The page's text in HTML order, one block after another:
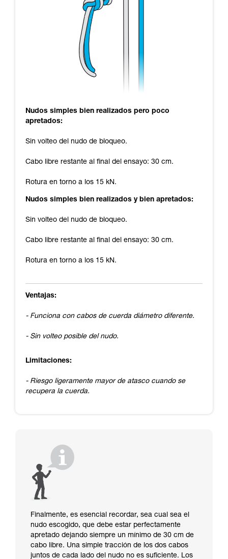
Nudos simples bien realizados pero poco
apretados:
Sin volteo del nudo de bloqueo.
Cabo libre restante al final del ensayo: 30 cm.
Rotura en torno a los 15 kN.
Nudos simples bien realizados y bien apretados:
Sin volteo del nudo de bloqueo.
Cabo libre restante al final del ensayo: 30 cm.
Rotura en torno a los 15 kN.
Ventajas:
- Funciona con cabos de cuerda diámetro diferente.
- Sin volteo posible del nudo.
Limitaciones:
- Riesgo ligeramente mayor de atasco cuando se
recupera la cuerda.
Finalmente, es esencial recordar, sea cual sea el
nudo escogido, que debe estar perfectamente
apretado dejando siempre un mínimo de 30 cm de
cabo libre. Una simple tracción de los dos cabos
juntos de cada lado del nudo no es suficiente. Los